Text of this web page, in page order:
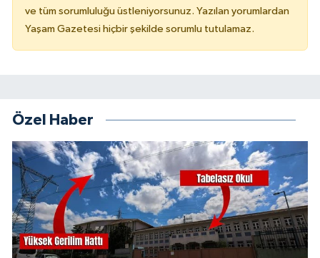
ve tüm sorumluluğu üstleniyorsunuz. Yazılan yorumlardan
Yaşam Gazetesi hiçbir şekilde sorumlu tutulamaz.
Özel Haber